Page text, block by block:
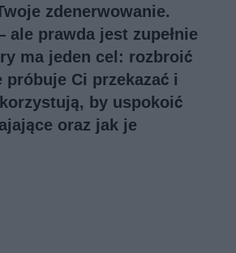
zdenerwowanie.
prawda jest zupełnie
ma jeden cel: rozbroić
Ci przekazać i
by uspokoić
oraz jak je